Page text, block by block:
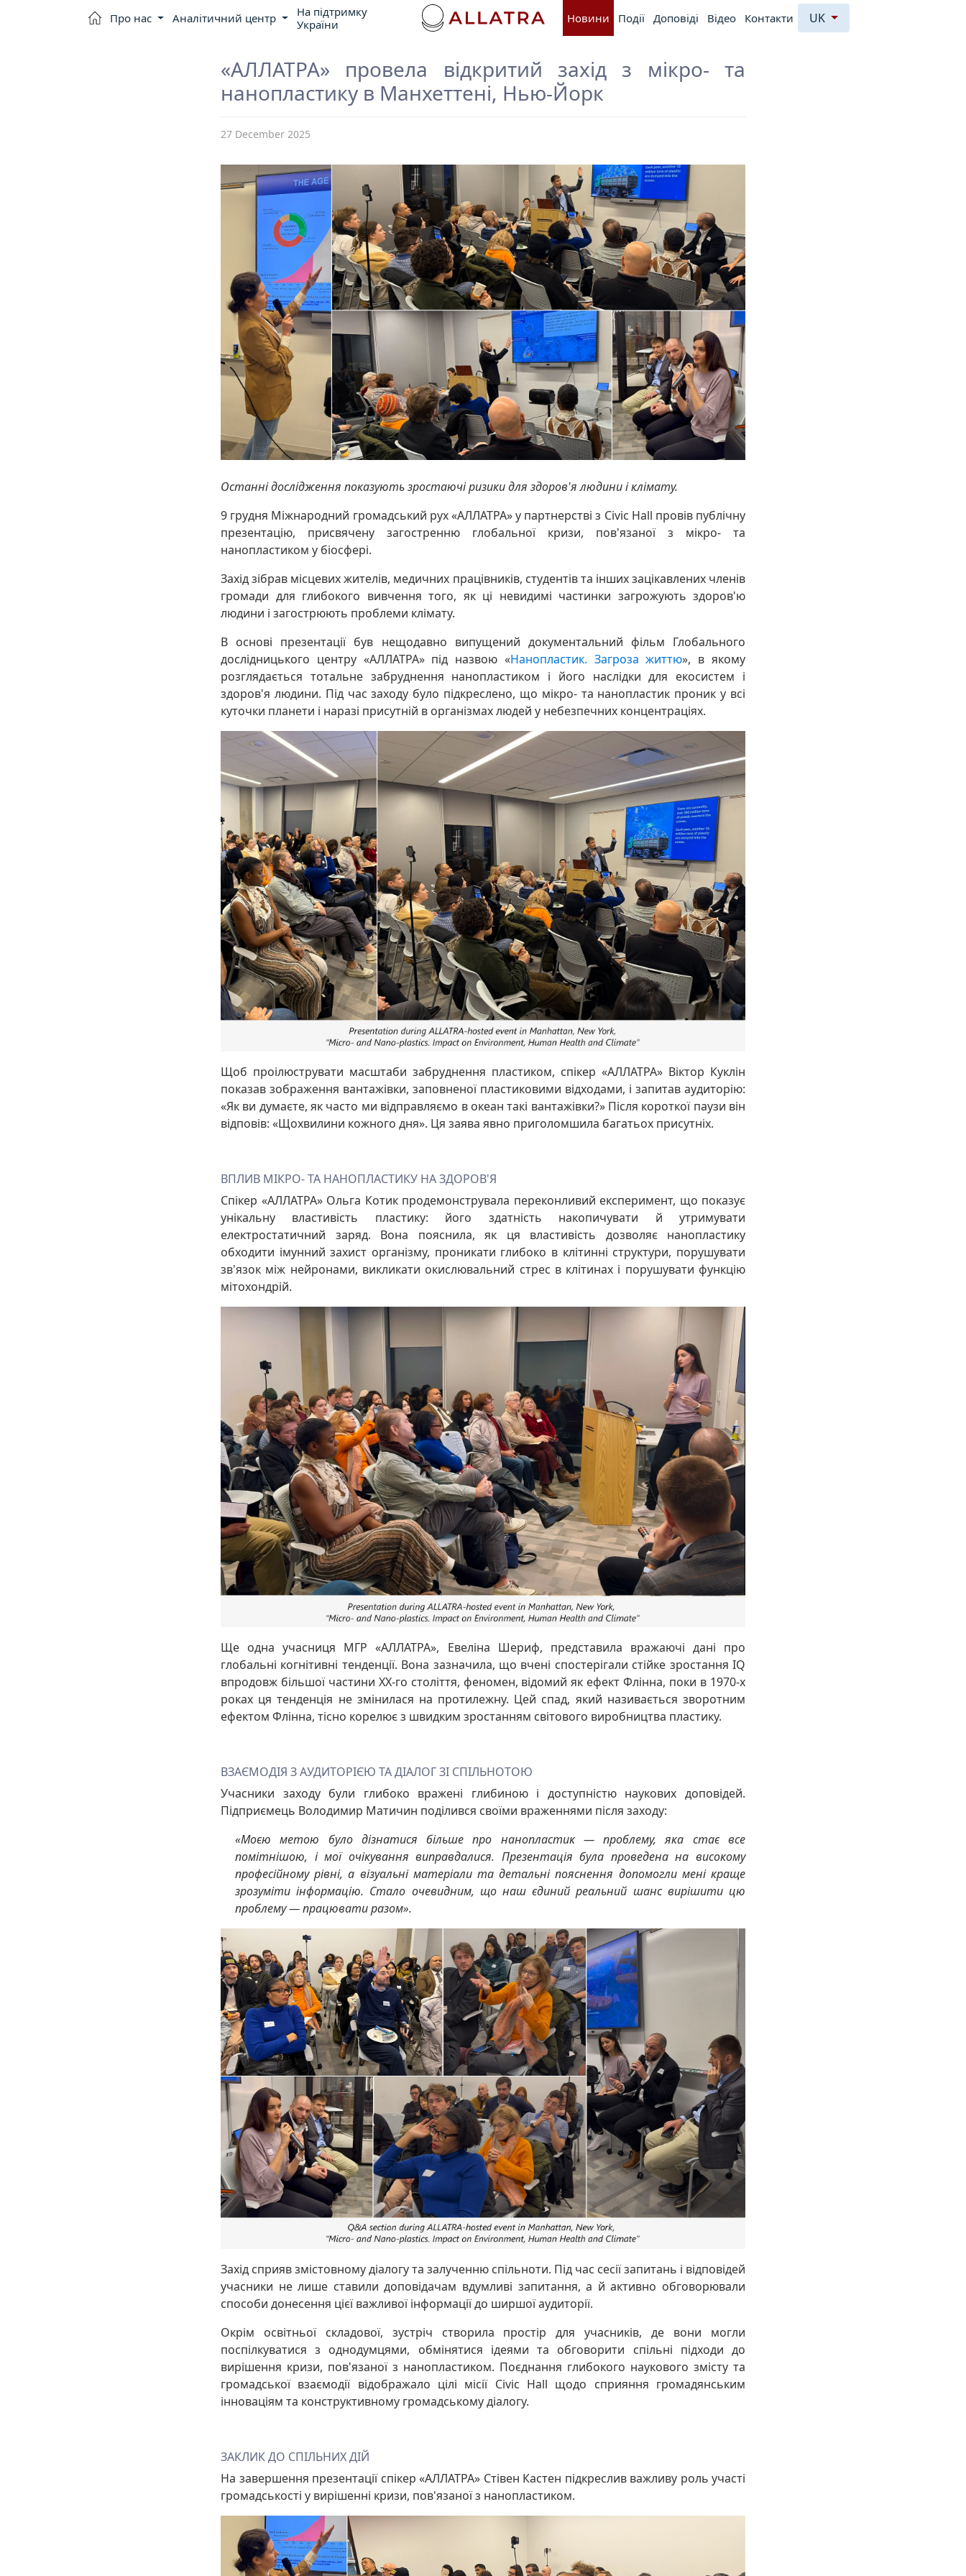
Про нас Аналітичний центр
На підтримку
України
Новини Події Доповiдi Відео Контакти UK
«АЛЛАТРА» провела відкритий захід з мікро- та
нанопластику в Манхеттені, Нью-Йорк
27 December 2025
Останні дослідження показують зростаючі ризики для здоров'я людини і клімату.
9 грудня Міжнародний громадський рух «АЛЛАТРА» у партнерстві з Civic Hall провів публічну
презентацію, присвячену загостренню глобальної кризи, пов'язаної з мікро- та
нанопластиком у біосфері.
Захід зібрав місцевих жителів, медичних працівників, студентів та інших зацікавлених членів
громади для глибокого вивчення того, як ці невидимі частинки загрожують здоров'ю
людини і загострюють проблеми клімату.
В основі презентації був нещодавно випущений документальний фільм Глобального
дослідницького центру «АЛЛАТРА» під назвою «Нанопластик. Загроза життю», в якому
розглядається тотальне забруднення нанопластиком і його наслідки для екосистем і
здоров'я людини. Під час заходу було підкреслено, що мікро- та нанопластик проник у всі
куточки планети і наразі присутній в організмах людей у небезпечних концентраціях.
Щоб проілюструвати масштаби забруднення пластиком, спікер «АЛЛАТРА» Віктор Куклін
показав зображення вантажівки, заповненої пластиковими відходами, і запитав аудиторію:
«Як ви думаєте, як часто ми відправляємо в океан такі вантажівки?» Після короткої паузи він
відповів: «Щохвилини кожного дня». Ця заява явно приголомшила багатьох присутніх.
ВПЛИВ МІКРО- ТА НАНОПЛАСТИКУ НА ЗДОРОВ'Я
Спікер «АЛЛАТРА» Ольга Котик продемонструвала переконливий експеримент, що показує
унікальну властивість пластику: його здатність накопичувати й утримувати
електростатичний заряд. Вона пояснила, як ця властивість дозволяє нанопластику
обходити імунний захист організму, проникати глибоко в клітинні структури, порушувати
зв'язок між нейронами, викликати окислювальний стрес в клітинах і порушувати функцію
мітохондрій.
Ще одна учасниця МГР «АЛЛАТРА», Евеліна Шериф, представила вражаючі дані про
глобальні когнітивні тенденції. Вона зазначила, що вчені спостерігали стійке зростання IQ
впродовж більшої частини ХХ-го століття, феномен, відомий як ефект Флінна, поки в 1970-х
роках ця тенденція не змінилася на протилежну. Цей спад, який називається зворотним
ефектом Флінна, тісно корелює з швидким зростанням світового виробництва пластику.
ВЗАЄМОДІЯ З АУДИТОРІЄЮ ТА ДІАЛОГ ЗІ СПІЛЬНОТОЮ
Учасники заходу були глибоко вражені глибиною і доступністю наукових доповідей.
Підприємець Володимир Матичин поділився своїми враженнями після заходу:
«Моєю метою було дізнатися більше про нанопластик — проблему, яка стає все
помітнішою, і мої очікування виправдалися. Презентація була проведена на високому
професійному рівні, а візуальні матеріали та детальні пояснення допомогли мені краще
зрозуміти інформацію. Стало очевидним, що наш єдиний реальний шанс вирішити цю
проблему — працювати разом».
Захід сприяв змістовному діалогу та залученню спільноти. Під час сесії запитань і відповідей
учасники не лише ставили доповідачам вдумливі запитання, а й активно обговорювали
способи донесення цієї важливої інформації до ширшої аудиторії.
Окрім освітньої складової, зустріч створила простір для учасників, де вони могли
поспілкуватися з однодумцями, обмінятися ідеями та обговорити спільні підходи до
вирішення кризи, пов'язаної з нанопластиком. Поєднання глибокого наукового змісту та
громадської взаємодії відображало цілі місії Civic Hall щодо сприяння громадянським
інноваціям та конструктивному громадському діалогу.
ЗАКЛИК ДО СПІЛЬНИХ ДІЙ
На завершення презентації спікер «АЛЛАТРА» Стівен Кастен підкреслив важливу роль участі
громадськості у вирішенні кризи, пов'язаної з нанопластиком.